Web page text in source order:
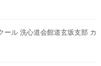
ール 洗心道会館道玄坂支部 カ